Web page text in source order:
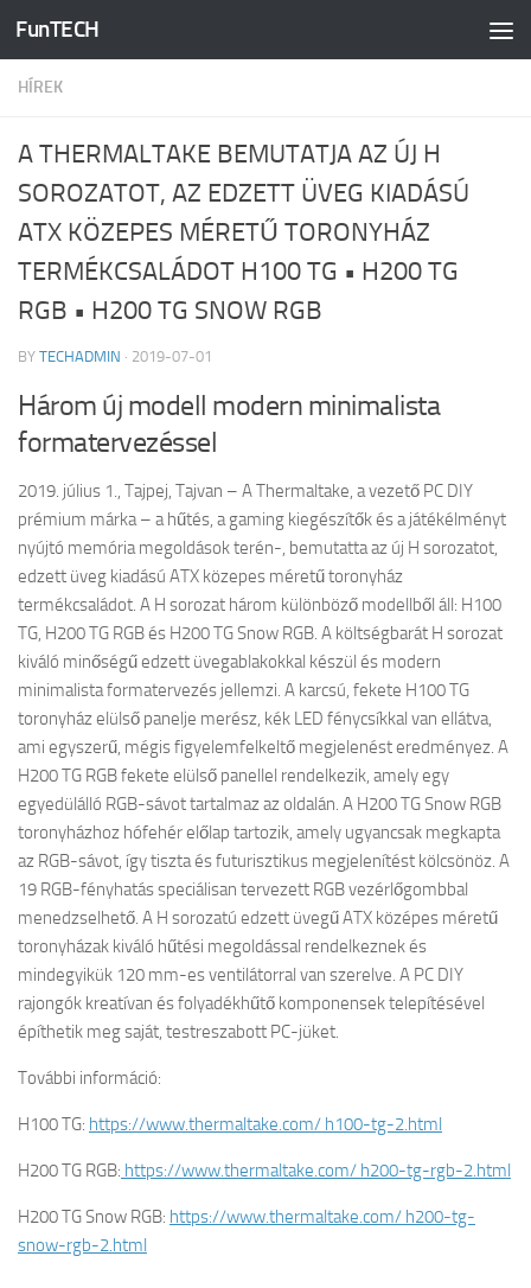
Skip to content
FunTECH
HÍREK
A THERMALTAKE BEMUTATJA AZ ÚJ H
SOROZATOT, AZ EDZETT ÜVEG KIADÁSÚ
ATX KÖZEPES MÉRETŰ TORONYHÁZ
TERMÉKCSALÁDOT H100 TG • H200 TG
RGB • H200 TG SNOW RGB
BY TECHADMIN · 2019-07-01
Három új modell modern minimalista
formatervezéssel
2019. július 1., Tajpej, Tajvan – A Thermaltake, a vezető PC DIY
prémium márka – a hűtés, a gaming kiegészítők és a játékélményt
nyújtó memória megoldások terén-, bemutatta az új H sorozatot,
edzett üveg kiadású ATX közepes méretű toronyház
termékcsaládot. A H sorozat három különböző modellből áll: H100
TG, H200 TG RGB és H200 TG Snow RGB. A költségbarát H sorozat
kiváló minőségű edzett üvegablakokkal készül és modern
minimalista formatervezés jellemzi. A karcsú, fekete H100 TG
toronyház elülső panelje merész, kék LED fénycsíkkal van ellátva,
ami egyszerű, mégis figyelemfelkeltő megjelenést eredményez. A
H200 TG RGB fekete elülső panellel rendelkezik, amely egy
egyedülálló RGB-sávot tartalmaz az oldalán. A H200 TG Snow RGB
toronyházhoz hófehér előlap tartozik, amely ugyancsak megkapta
az RGB-sávot, így tiszta és futurisztikus megjelenítést kölcsönöz. A
19 RGB-fényhatás speciálisan tervezett RGB vezérlőgombbal
menedzselhető. A H sorozatú edzett üvegű ATX középes méretű
toronyházak kiváló hűtési megoldással rendelkeznek és
mindegyikük 120 mm-es ventilátorral van szerelve. A PC DIY
rajongók kreatívan és folyadékhűtő komponensek telepítésével
építhetik meg saját, testreszabott PC-jüket.
További információ:
H100 TG: https://www.thermaltake.com/ h100-tg-2.html
H200 TG RGB: https://www.thermaltake.com/ h200-tg-rgb-2.html
H200 TG Snow RGB: https://www.thermaltake.com/ h200-tg-
snow-rgb-2.html